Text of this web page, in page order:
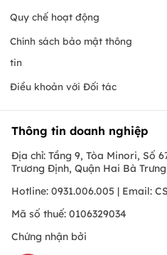
Quy chế hoạt động
Chính sách bảo mật thông
tin
Điều khoản với Đối tác
Thông tin doanh nghiệp
Địa chỉ: Tầng 9, Tòa Minori, Số
Trương Định, Quận Hai Bà
Hotline: 0931.006.005 | Email:
Mã số thuế: 0106329034
Chứng nhận bởi